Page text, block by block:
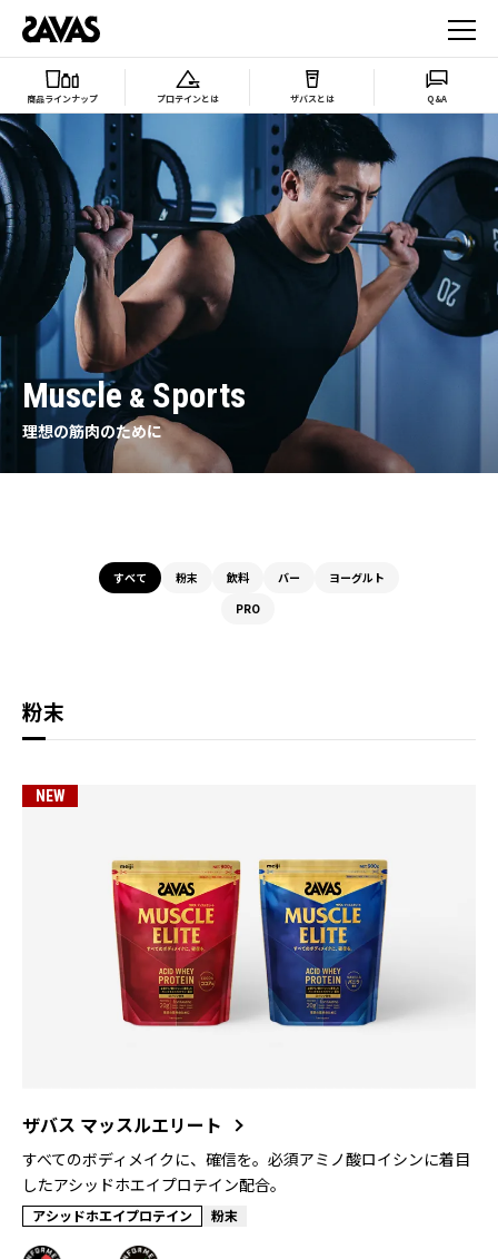
商品ラインナップ プロテインとは ザバスとは Q&A
Muscle &Sports
理想の筋肉のために
すべて 粉末 飲料 バー
ヨーグルト
PRO
粉末
NEW
ザバス マッスルエリート
すべてのボディメイクに、確信を。必須アミノ酸ロイシンに着目
したアシッドホエイプロテイン配合。
アシッドホエイプロテイン 粉末